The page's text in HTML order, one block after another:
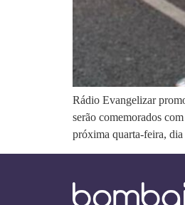
Rádio Evangelizar
serão comemorados
próxima quarta-feira,